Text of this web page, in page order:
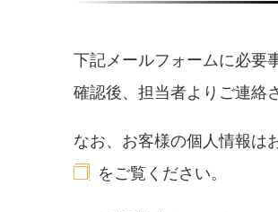
下記メールフォームに必要
確認後、担当者よりご連絡
なお、お客様の個人情報は
をご覧ください。